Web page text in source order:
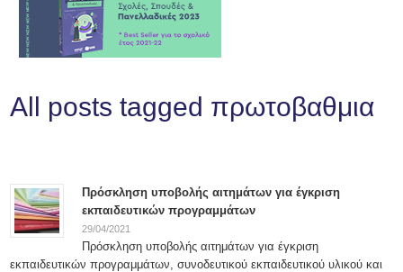
All posts tagged πρωτοβαθμια
Πρόσκληση υποβολής αιτημάτων για έγκριση
εκπαιδευτικών προγραμμάτων
29/04/2021
Πρόσκληση υποβολής αιτημάτων για έγκριση
εκπαιδευτικών προγραμμάτων, συνοδευτικού εκπαιδευτικού υλικού και